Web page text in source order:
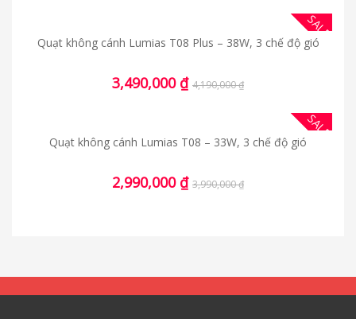
SALE
Quạt không cánh Lumias T08 Plus – 38W, 3 chế độ gió
3,490,000 ₫ 4,190,000₫
SALE
Quạt không cánh Lumias T08 – 33W, 3 chế độ gió
2,990,000 ₫ 3,990,000₫